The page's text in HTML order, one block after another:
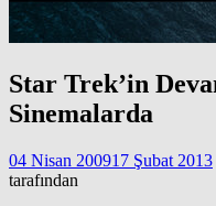
Star Trek’in
Sinemalarda
04 Nisan 200917 Şubat 2013
tarafından